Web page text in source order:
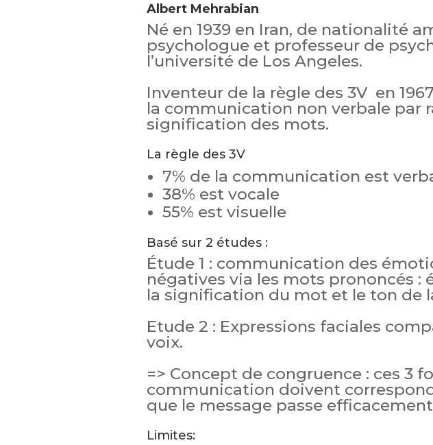
Albert Mehrabian
Né en 1939 en Iran, de nationalité
psychologue et professeur de
l’université de Los Angeles.
Inventeur de la règle des 3V en
la communication non verbale par
signification des mots.
La règle des 3V
7% de la communication est
38% est vocale
55% est visuelle
Basé sur 2 études :
Étude 1 : communication des
négatives via les mots prononcés :
la signification du mot et le ton de
Etude 2 : Expressions faciales
voix.
=> Concept de congruence : ces 3
communication doivent
que le message passe
Limites: